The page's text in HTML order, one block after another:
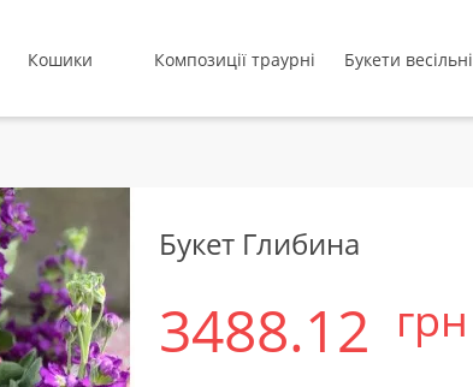
Кошики Композиції траурні Букети весільні
Букет Глибина
3488.12 грн